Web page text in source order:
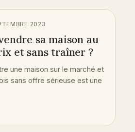
2023
sa maison au
et sans traîner ?
une maison sur le marché et
sans offre sérieuse est une